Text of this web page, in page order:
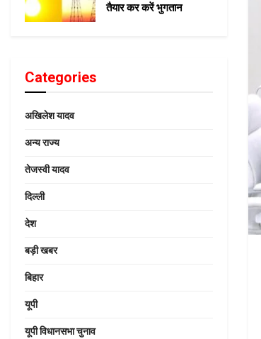
तैयार कर करें भुगतान
Categories
अखिलेश यादव
अन्य राज्य
तेजस्वी यादव
दिल्ली
देश
बड़ी खबर
बिहार
यूपी
यूपी विधानसभा चुनाव